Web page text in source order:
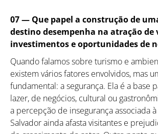
07 — Que papel a construção de
destino desempenha na atração de
investimentos e oportunidades de
Quando falamos sobre turismo e
existem vários fatores envolvidos, mas
fundamental: a segurança. Ela é a base
lazer, de negócios, cultural ou
a percepção de insegurança associada
Salvador ainda afasta visitantes e